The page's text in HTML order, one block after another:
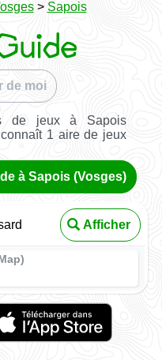
> Sapois
de moi
de jeux à Sapois
1 aire de jeux
à Sapois (Vosges)
Afficher